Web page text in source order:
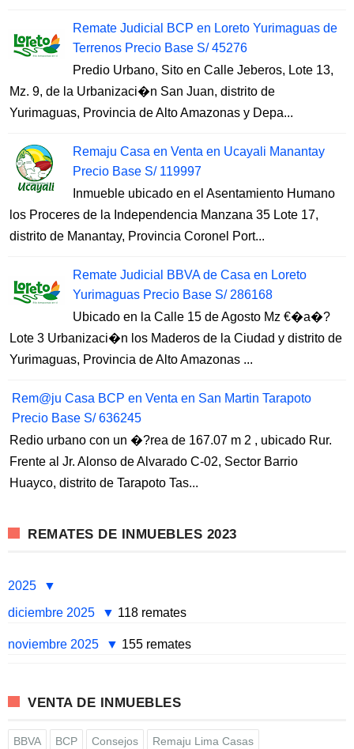
Remate Judicial BCP en Loreto Yurimaguas de
Terrenos Precio Base S/ 45276
Predio Urbano, Sito en Calle Jeberos, Lote 13,
Mz. 9, de la Urbanizaci�n San Juan, distrito de
Yurimaguas, Provincia de Alto Amazonas y Depa...
Remaju Casa en Venta en Ucayali Manantay
Precio Base S/ 119997
Inmueble ubicado en el Asentamiento Humano
los Proceres de la Independencia Manzana 35 Lote 17,
distrito de Manantay, Provincia Coronel Port...
Remate Judicial BBVA de Casa en Loreto
Yurimaguas Precio Base S/ 286168
Ubicado en la Calle 15 de Agosto Mz €�a�?
Lote 3 Urbanizaci�n los Maderos de la Ciudad y distrito de
Yurimaguas, Provincia de Alto Amazonas ...
Rem@ju Casa BCP en Venta en San Martin Tarapoto
Precio Base S/ 636245
Redio urbano con un �?rea de 167.07 m 2 , ubicado Rur.
Frente al Jr. Alonso de Alvarado C-02, Sector Barrio
Huayco, distrito de Tarapoto Tas...
REMATES DE INMUEBLES 2023
2025
diciembre 2025
118 remates
noviembre 2025 155 remates
VENTA DE INMUEBLES
BBVA BCP Consejos Remaju Lima Casas